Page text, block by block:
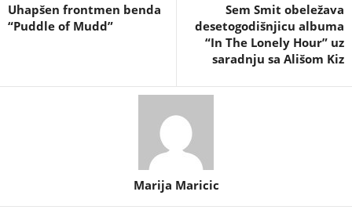
Uhapšen frontmen benda
“Puddle of Mudd”
Sem Smit obeležava
desetogodišnjicu albuma
“In The Lonely Hour” uz
saradnju sa Ališom Kiz
Marija Maricic